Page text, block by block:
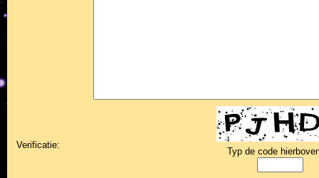
Verificatie:
Typ de code